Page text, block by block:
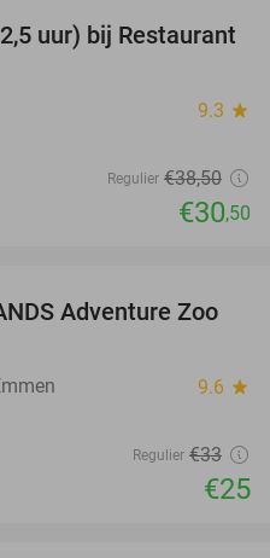
21%
uur) bij Restaurant
9.3 star
Regulier €38,50
€30,50
24%
Adventure Zoo
9.6 star
Regulier €33
€25